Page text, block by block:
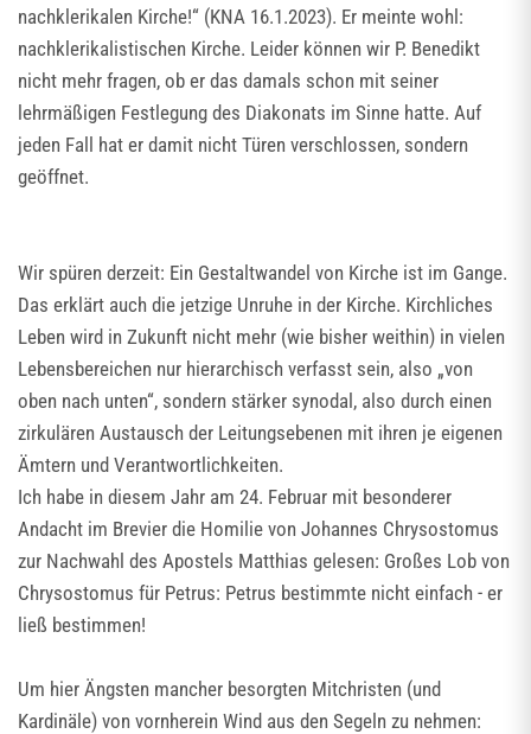
nachklerikalen Kirche!“ (KNA 16.1.2023). Er meinte wohl:
nachklerikalistischen Kirche. Leider können wir P. Benedikt
nicht mehr fragen, ob er das damals schon mit seiner
lehrmäßigen Festlegung des Diakonats im Sinne hatte. Auf
jeden Fall hat er damit nicht Türen verschlossen, sondern
geöffnet.
Wir spüren derzeit: Ein Gestaltwandel von Kirche ist im Gange.
Das erklärt auch die jetzige Unruhe in der Kirche. Kirchliches
Leben wird in Zukunft nicht mehr (wie bisher weithin) in vielen
Lebensbereichen nur hierarchisch verfasst sein, also „von
oben nach unten“, sondern stärker synodal, also durch einen
zirkulären Austausch der Leitungsebenen mit ihren je eigenen
Ämtern und Verantwortlichkeiten.
Ich habe in diesem Jahr am 24. Februar mit besonderer
Andacht im Brevier die Homilie von Johannes Chrysostomus
zur Nachwahl des Apostels Matthias gelesen: Großes Lob von
Chrysostomus für Petrus: Petrus bestimmte nicht einfach - er
ließ bestimmen!
Um hier Ängsten mancher besorgten Mitchristen (und
Kardinäle) von vornherein Wind aus den Segeln zu nehmen: